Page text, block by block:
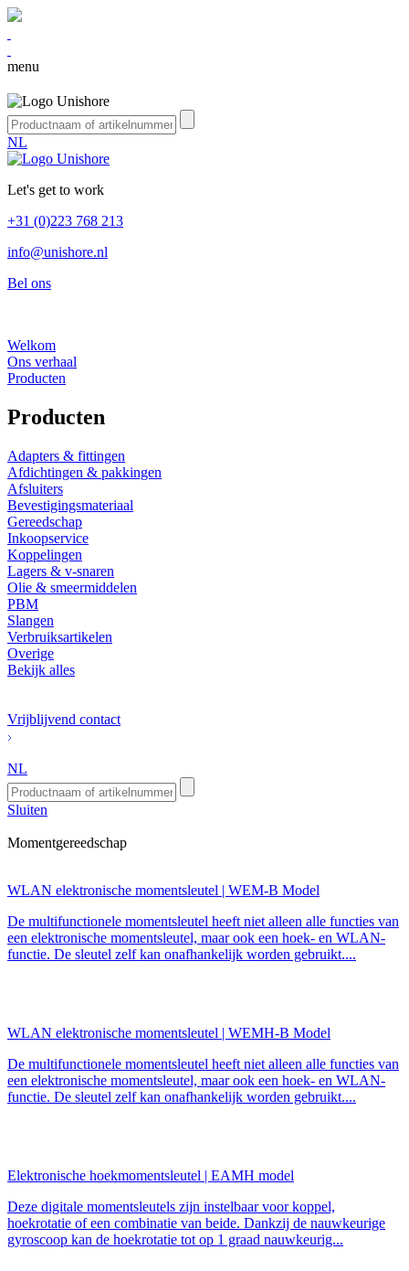
menu
NL
Let's get to work
+31 (0)223 768 213
info@unishore.nl
Bel ons
Welkom
Ons verhaal
Producten
Producten
Adapters & fittingen
Afdichtingen & pakkingen
Afsluiters
Bevestigingsmateriaal
Gereedschap
Inkoopservice
Koppelingen
Lagers & v-snaren
Olie & smeermiddelen
PBM
Slangen
Verbruiksartikelen
Overige
Bekijk alles
Vrijblijvend contact
NL
Sluiten
Momentgereedschap
WLAN elektronische momentsleutel | WEM-B Model
De multifunctionele momentsleutel heeft niet alleen alle functies van
een elektronische momentsleutel, maar ook een hoek- en WLAN-
functie. De sleutel zelf kan onafhankelijk worden gebruikt....
WLAN elektronische momentsleutel | WEMH-B Model
De multifunctionele momentsleutel heeft niet alleen alle functies van
een elektronische momentsleutel, maar ook een hoek- en WLAN-
functie. De sleutel zelf kan onafhankelijk worden gebruikt....
Elektronische hoekmomentsleutel | EAMH model
Deze digitale momentsleutels zijn instelbaar voor koppel,
hoekrotatie of een combinatie van beide. Dankzij de nauwkeurige
gyroscoop kan de hoekrotatie tot op 1 graad nauwkeurig...